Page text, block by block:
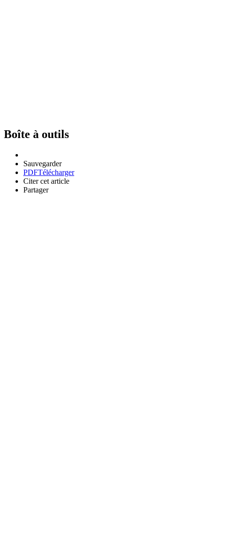
Boîte à outils
Sauvegarder
PDFTélécharger
Citer cet article
Partager